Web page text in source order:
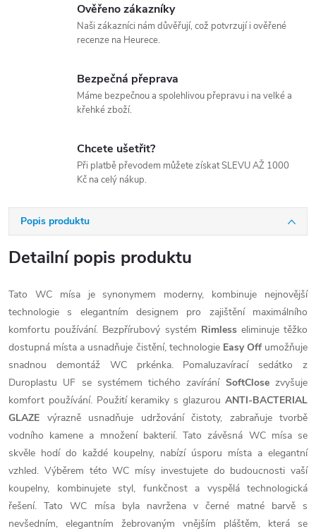
Ověřeno zákazníky
Naši zákazníci nám důvěřují, což potvrzují i ověřené
recenze na Heurece.
Bezpečná přeprava
Máme bezpečnou a spolehlivou přepravu i na velké a
křehké zboží.
Chcete ušetřit?
Při platbě převodem můžete získat SLEVU AŽ 1000
Kč na celý nákup.
Popis produktu
Detailní popis produktu
Tato WC mísa je synonymem moderny, kombinuje nejnovější
technologie s elegantním designem pro zajištění maximálního
komfortu používání. Bezpřírubový systém Rimlesseliminuje těžko
dostupná místa a usnadňuje čistění, technologie Easy Offumožňuje
snadnou demontáž WC prkénka. Pomaluzavírací sedátko z
Duroplastu UF se systémem tichého zavírání SoftClosezvyšuje
komfort používání. Použití keramiky s glazurou ANTI-BACTERIAL
GLAZE výrazně usnadňuje udržování čistoty, zabraňuje tvorbě
vodního kamene a množení bakterií. Tato závěsná WC mísa se
skvěle hodí do každé koupelny, nabízí úsporu místa a elegantní
vzhled. Výběrem této WC mísy investujete do budoucnosti vaší
koupelny, kombinujete styl, funkčnost a vyspělá technologická
řešení. Tato WC mísa byla navržena v černé matné barvě s
nevšedním, elegantním žebrovaným vnějším pláštěm, která se